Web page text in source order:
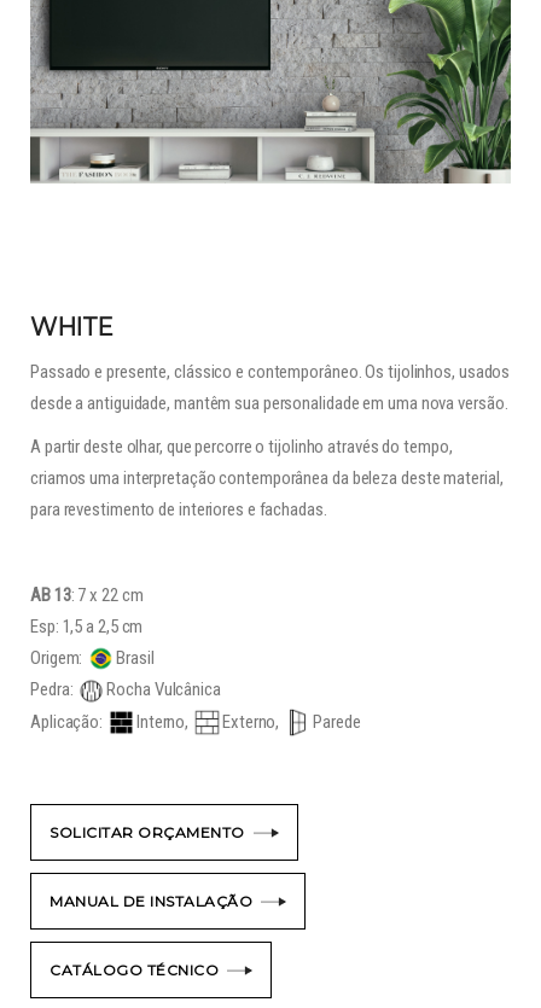
WHITE
Passado e presente, clássico e contemporâneo. Os tijolinhos, usados
desde a antiguidade, mantêm sua personalidade em uma nova versão.
A partir deste olhar, que percorre o tijolinho através do tempo,
criamos uma interpretação contemporânea da beleza deste material,
para revestimento de interiores e fachadas.
AB 13: 7 x 22 cm
Esp: 1,5 a 2,5 cm
Origem:
Brasil
Pedra:
Rocha Vulcânica
Aplicação:
Interno, Externo, Parede
SOLICITAR ORÇAMENTO
MANUAL DE INSTALAÇÃO
CATÁLOGO TÉCNICO